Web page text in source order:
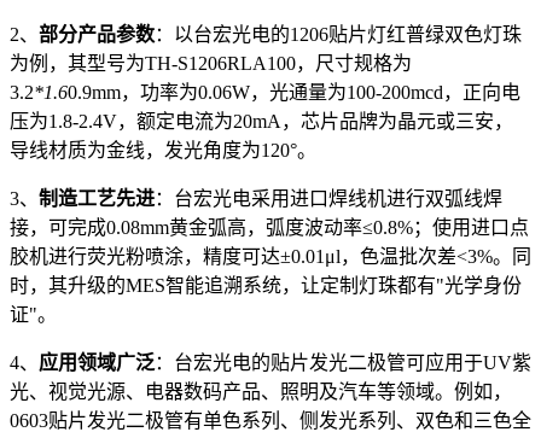
2、 部分产品参数：以台宏光电的1206贴片灯红普绿双色灯珠
为例，其型号为TH-S1206RLA100，尺寸规格为
3.2*1.60.9mm，功率为0.06W，光通量为100-200mcd，正向电
压为1.8-2.4V，额定电流为20mA，芯片品牌为晶元或三安，
导线材质为金线，发光角度为120°。
3、 制造工艺先进：台宏光电采用进口焊线机进行双弧线焊
接，可完成0.08mm黄金弧高，弧度波动率≤0.8%；使用进口点
胶机进行荧光粉喷涂，精度可达±0.01μl，色温批次差<3%。同
时，其升级的MES智能追溯系统，让定制灯珠都有"光学身份
证"。
4、 应用领域广泛：台宏光电的贴片发光二极管可应用于UV紫
光、视觉光源、电器数码产品、照明及汽车等领域。例如，
0603贴片发光二极管有单色系列、侧发光系列、双色和三色全